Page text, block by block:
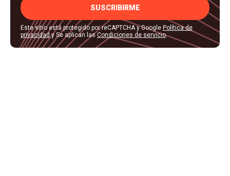
SUSCRIBIRME
Este sitio está protegido por reCAPTCHA y Google Política de
privacidady Se aplican lasCondiciones de servicio.